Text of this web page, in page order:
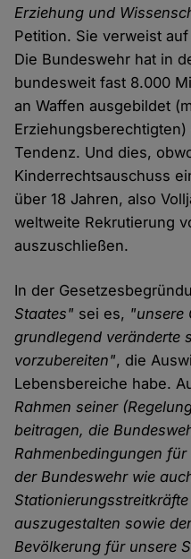
Erziehung und
Petition. Sie verweist
Die Bundeswehr hat in
bundesweit fast 8.000
an Waffen ausgebildet
Tendenz. Und dies,
Kinderrechtsauschuss
über 18 Jahren, also
weltweite Rekrutierung
auszuschließen.
In der
Staates" sei es, "unsere
grundlegend veränderte
vorzubereiten", die
Lebensbereiche habe.
Rahmen seiner
beitragen, die
Rahmenbedingungen
der Bundeswehr wie
auszugestalten sowie
Bevölkerung für unsere